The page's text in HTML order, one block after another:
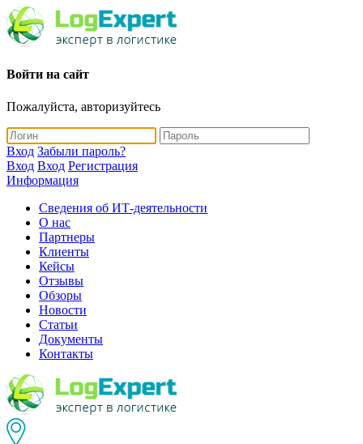
Войти на сайт
Пожалуйста, авторизуйтесь
Вход Забыли пароль?
Вход Вход Регистрация
Информация
Сведения об ИТ-деятельности
О нас
Партнеры
Клиенты
Кейсы
Отзывы
Обзоры
Новости
Статьи
Документы
Контакты